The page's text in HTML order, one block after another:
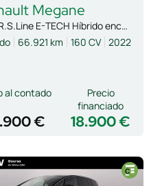
Megane
S.T. R.S.Line E-TECH Híbrido ench. 117kW
66.921 km 160 CV 2022
al contado
€ 18.900 €
Precio
financiado